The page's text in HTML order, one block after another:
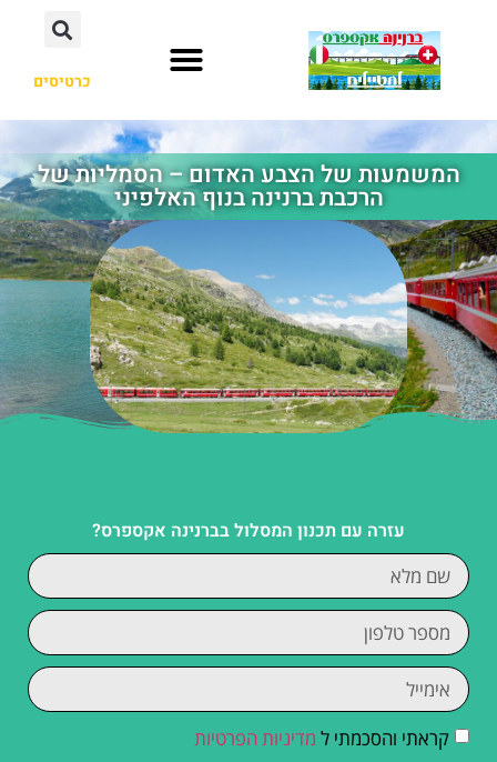
כרטיסים
המשמעות של הצבע האדום – הסמליות של
הרכבת ברנינה בנוף האלפיני
עזרה עם תכנון המסלול בברנינה אקספרס?
קראתי והסכמתי ל מדיניות הפרטיות